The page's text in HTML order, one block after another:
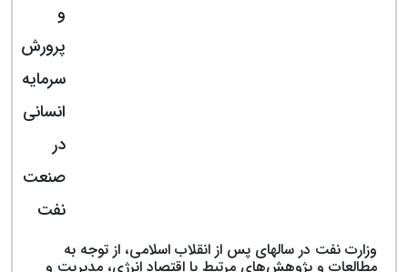
و
پرورش
سرمایه
انسانی
در
صنعت
نفت
وزارت نفت در سال‎های پس از انقلاب اسلامی، از توجه به
مطالعات و پژوهش‌های مرتبط با اقتصاد انرژی، مدیریت و